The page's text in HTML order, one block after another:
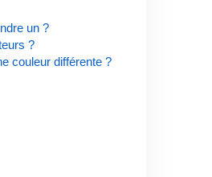
un ?
?
couleur différente ?